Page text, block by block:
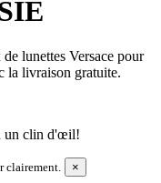
lunettes Versace pour
la livraison gratuite.
un clin d'œil!
clairement. ×